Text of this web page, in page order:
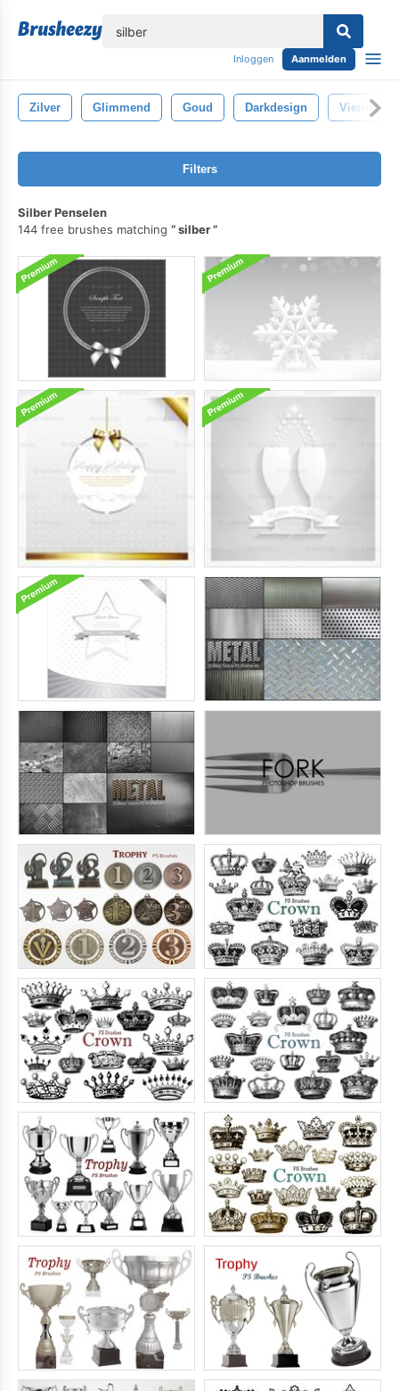
Inloggen Aanmelden
Zilver Glimmend Goud Darkdesign Viering
Filters
Silber Penselen
144 free brushes matching
silber